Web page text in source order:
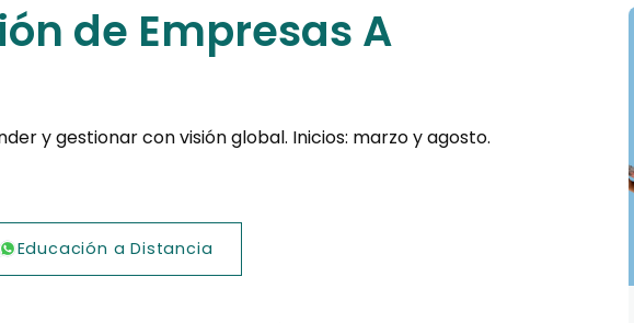
de Empresas A
y gestionar con visión global. Inicios: marzo y agosto.
Educación a Distancia